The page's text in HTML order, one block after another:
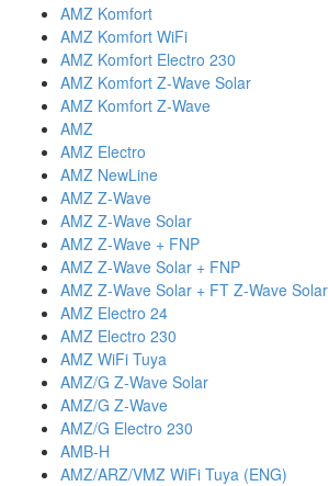
AMZ Komfort
AMZ Komfort WiFi
AMZ Komfort Electro 230
AMZ Komfort Z-Wave Solar
AMZ Komfort Z-Wave
AMZ
AMZ Electro
AMZ NewLine
AMZ Z-Wave
AMZ Z-Wave Solar
AMZ Z-Wave + FNP
AMZ Z-Wave Solar + FNP
AMZ Z-Wave Solar + FT Z-Wave Solar
AMZ Electro 24
AMZ Electro 230
AMZ WiFi Tuya
AMZ/G Z-Wave Solar
AMZ/G Z-Wave
AMZ/G Electro 230
AMB-H
AMZ/ARZ/VMZ WiFi Tuya (ENG)